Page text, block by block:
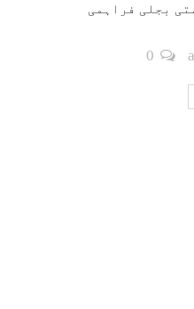
بجلی فراہمی